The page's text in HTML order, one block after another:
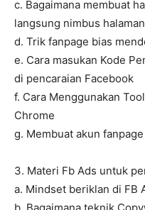
c. Bagaimana membuat
langsung nimbus
d. Trik fanpage bias
e. Cara masukan Kode
di pencaraian Facebook
f. Cara Menggunakan
Chrome
g. Membuat akun
3. Materi Fb Ads untuk
a. Mindset beriklan di FB